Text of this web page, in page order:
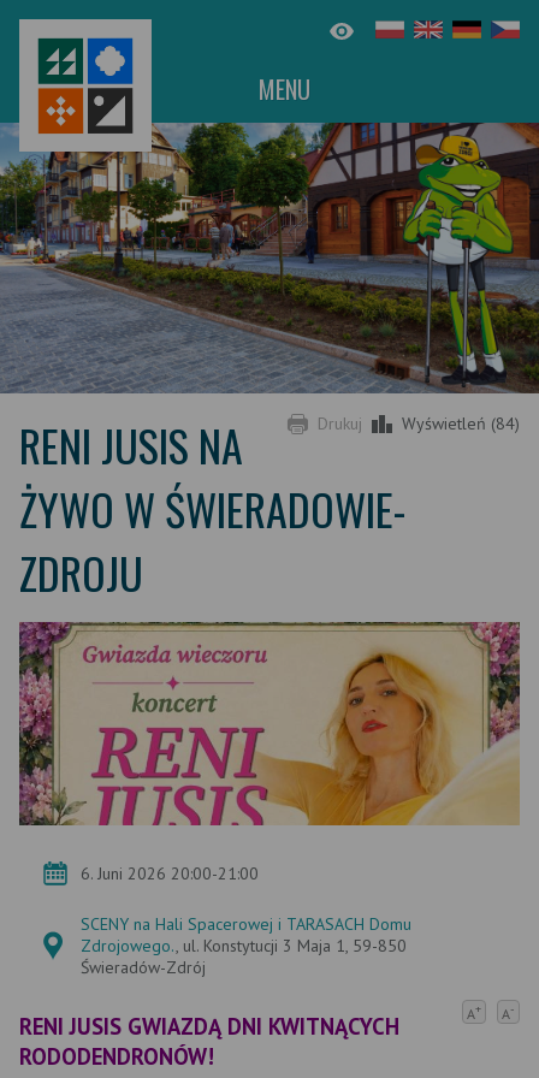
MENU
Drukuj Wyświetleń (84)
RENI JUSIS NA
ŻYWO W ŚWIERADOWIE-
ZDROJU
6. Juni 2026 20:00-21:00
SCENY na Hali Spacerowej i TARASACH Domu
Zdrojowego., ul. Konstytucji 3 Maja 1, 59-850
Świeradów-Zdrój
A+ A-
RENI JUSIS GWIAZDĄ DNI KWITNĄCYCH
RODODENDRONÓW!